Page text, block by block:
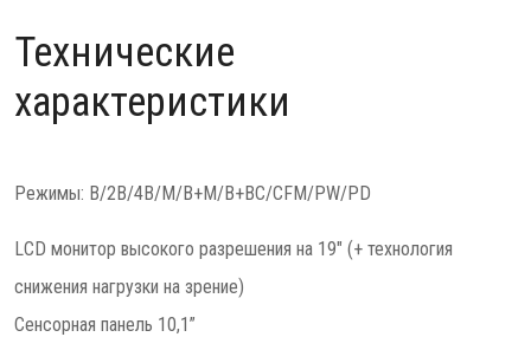
Технические
характеристики
Режимы: B/2B/4B/M/B+M/B+BC/CFM/PW/PD
LСD монитор высокого разрешения на 19" (+ технология
снижения нагрузки на зрение)
Сенсорная панель 10,1”